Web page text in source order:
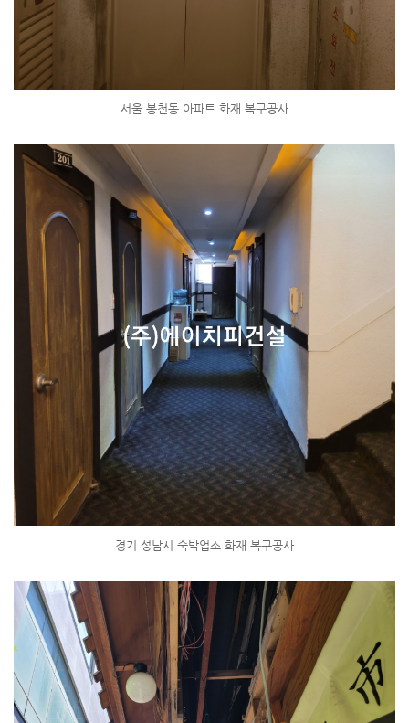
서울 봉천동 아파트 화재 복구공사
경기 성남시 숙박업소 화재 복구공사